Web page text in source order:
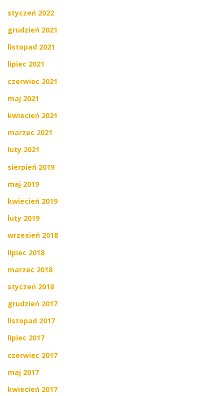
styczeń 2022
grudzień 2021
listopad 2021
lipiec 2021
czerwiec 2021
maj 2021
kwiecień 2021
marzec 2021
luty 2021
sierpień 2019
maj 2019
kwiecień 2019
luty 2019
wrzesień 2018
lipiec 2018
marzec 2018
styczeń 2018
grudzień 2017
listopad 2017
lipiec 2017
czerwiec 2017
maj 2017
kwiecień 2017